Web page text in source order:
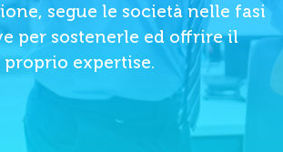
segue le società nelle fasi
per sostenerle ed offrire il
proprio expertise.